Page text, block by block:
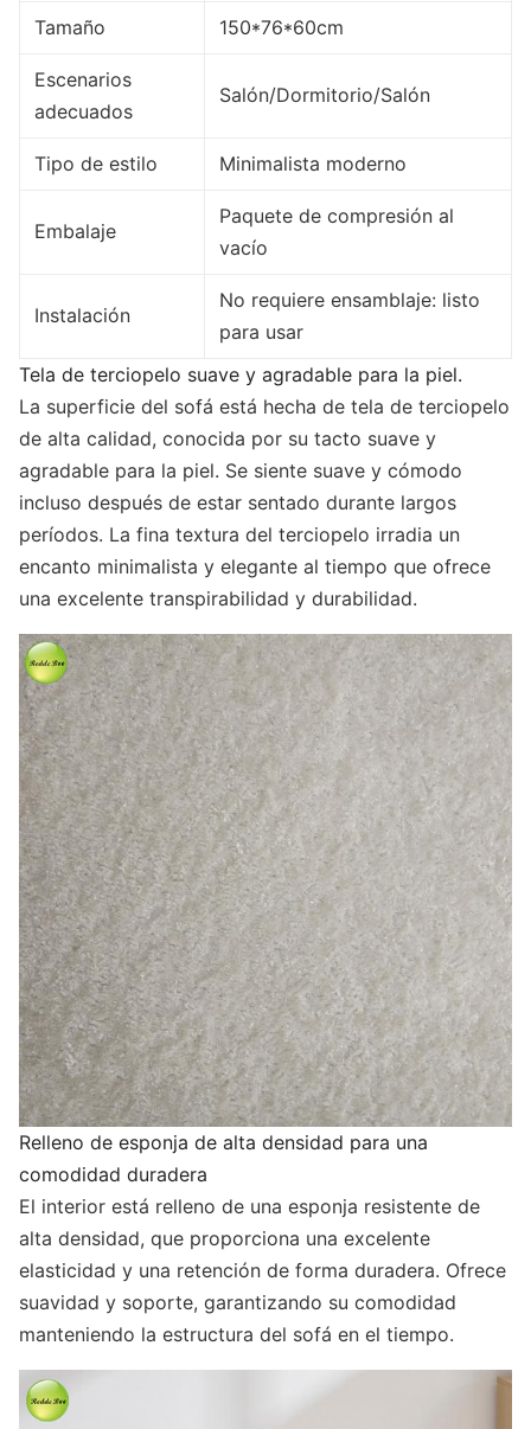
Tamaño 150*76*60cm
Escenarios
adecuados
Salón/Dormitorio/Salón
Tipo de estilo Minimalista moderno
Embalaje
Paquete de compresión al
vacío
Instalación
No requiere ensamblaje: listo
para usar
Tela de terciopelo suave y agradable para la piel.
La superficie del sofá está hecha de tela de terciopelo
de alta calidad, conocida por su tacto suave y
agradable para la piel. Se siente suave y cómodo
incluso después de estar sentado durante largos
períodos. La fina textura del terciopelo irradia un
encanto minimalista y elegante al tiempo que ofrece
una excelente transpirabilidad y durabilidad.
Relleno de esponja de alta densidad para una
comodidad duradera
El interior está relleno de una esponja resistente de
alta densidad, que proporciona una excelente
elasticidad y una retención de forma duradera. Ofrece
suavidad y soporte, garantizando su comodidad
manteniendo la estructura del sofá en el tiempo.